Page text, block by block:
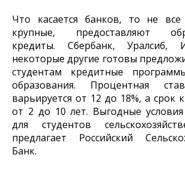
Что касается банков, то не
крупные, предоставляют
кредиты. Сбербанк, Уралсиб,
некоторые другие готовы
студентам кредитные
образования. Процентная
варьируется от 12 до 18%, а срок
от 2 до 10 лет. Выгодные
для студентов
предлагает Российский
Банк.